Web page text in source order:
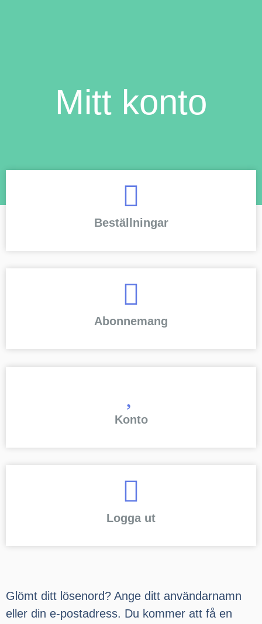
Mitt konto
Beställningar
Abonnemang
Konto
Logga ut
Glömt ditt lösenord? Ange ditt användarnamn
eller din e-postadress. Du kommer att få en